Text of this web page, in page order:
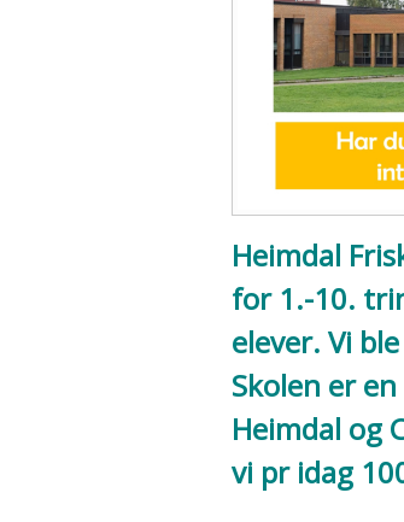
Heimdal
for 1.-10.
elever. Vi
Skolen er
Heimdal og
vi pr idag